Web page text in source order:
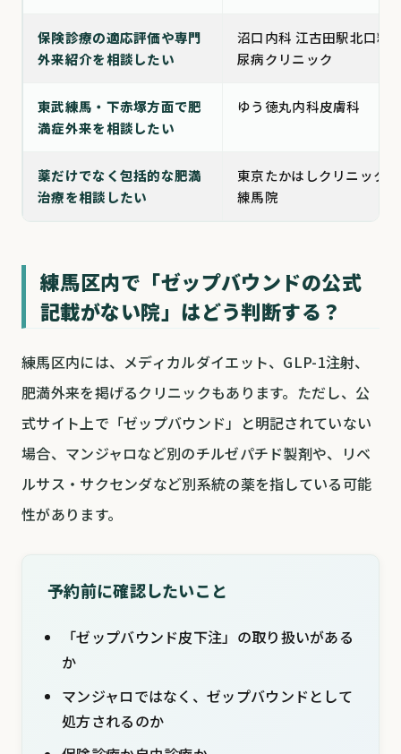
保険診療の適応評価や専門
外来紹介を相談したい
沼口内科 江古田駅北口糖
尿病クリニック
東武練馬・下赤塚方面で肥
満症外来を相談したい
ゆう徳丸内科皮膚科
薬だけでなく包括的な肥満
治療を相談したい
東京たかはしクリニック
練馬院
練馬区内で「ゼップバウンドの公式
記載がない院」はどう判断する？
練馬区内には、メディカルダイエット、GLP-1注射、
肥満外来を掲げるクリニックもあります。ただし、公
式サイト上で「ゼップバウンド」と明記されていない
場合、マンジャロなど別のチルゼパチド製剤や、リベ
ルサス・サクセンダなど別系統の薬を指している可能
性があります。
予約前に確認したいこと
「ゼップバウンド皮下注」の取り扱いがある
か
マンジャロではなく、ゼップバウンドとして
処方されるのか